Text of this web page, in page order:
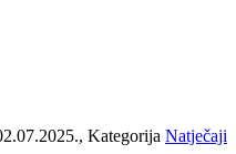
Kategorija Natječaji